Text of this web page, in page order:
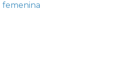
femenina